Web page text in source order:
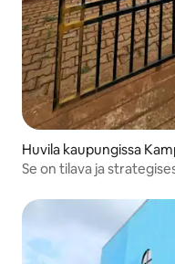
Huvila kaupungissa
Se on tilava ja